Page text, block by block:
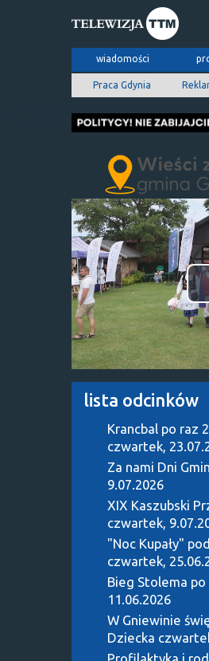
wiadomości
Praca Gdynia
lista odcinków
Krancbal po raz
czwartek,
Za nami Dni
9.07.2026
XIX Kaszubski
czwartek,
"Noc Kupały"
czwartek,
Bieg Stolema po
11.06.2026
W Gniewinie
Dziecka